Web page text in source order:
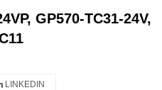
GP570-TC31-24V,
LINKEDIN